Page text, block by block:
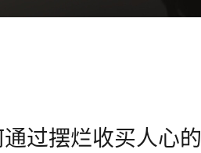
过摆烂收买人心的